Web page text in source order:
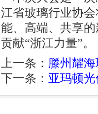
江省玻璃行业协
能、高端、共享
贡献“浙江力量”。
上一条： 滕州耀
下一条： 亚玛顿